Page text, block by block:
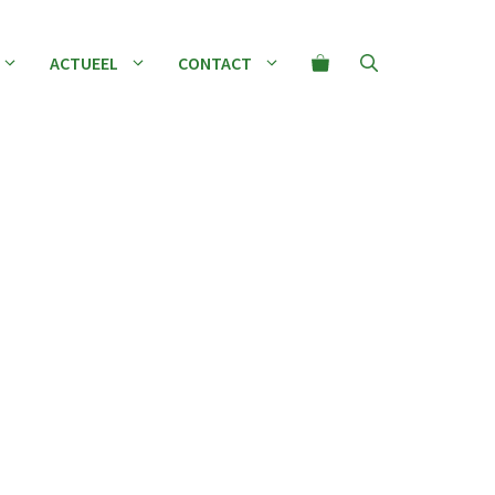
ACTUEEL CONTACT